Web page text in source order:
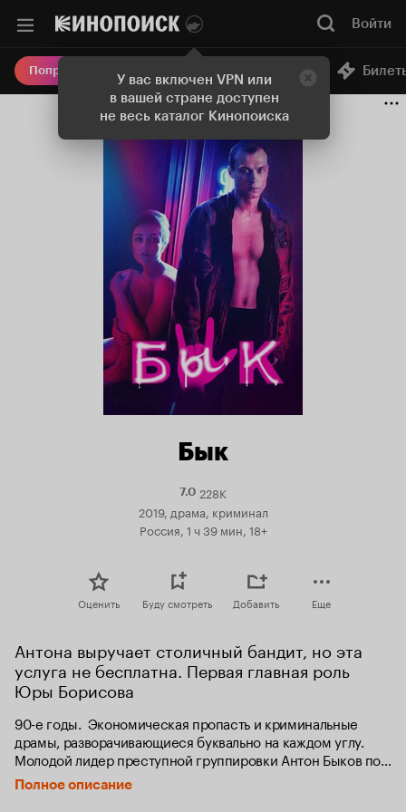
У вас включен VPN или
в вашей стране доступен
не весь каталог Кинопоиска
Войти
Попробовать Плюс Онлайн-кинотеатр
Бык
7.0Рейтинг
228K
2019, драма, криминал
Россия, 1 ч 39 мин, 18+
Оценить Буду смотреть Добавить Еще
Антона выручает столичный бандит, но эта
услуга не бесплатна. Первая главная роль
Юры Борисова
90-е годы.  Экономическая пропасть и криминальные
драмы, разворачивающиеся буквально на каждом углу.
Молодой лидер преступной группировки Антон Быков по
прозвищу «Бык» вынужден зарабатывать любыми
способами, чтобы обеспечить свою семью. После
Полное описание